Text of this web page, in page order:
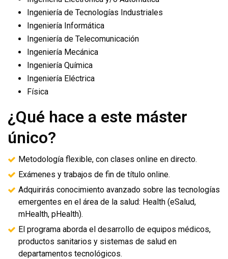
Ingeniería de Tecnologías Industriales
Ingeniería Informática
Ingeniería de Telecomunicación
Ingeniería Mecánica
Ingeniería Química
Ingeniería Eléctrica
Física
¿Qué hace a este máster
único?
Metodología flexible, con clases online en directo.
Exámenes y trabajos de fin de título online.
Adquirirás conocimiento avanzado sobre las tecnologías
emergentes en el área de la salud: Health (eSalud,
mHealth, pHealth).
El programa aborda el desarrollo de equipos médicos,
productos sanitarios y sistemas de salud en
departamentos tecnológicos.